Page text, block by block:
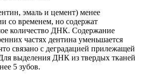
, эмаль и цемент) менее
со временем, но содержат
количество ДНК. Содержание
частях дентина уменьшается
связано с деградацией прилежащей
выделения ДНК из твердых тканей
5 зубов.